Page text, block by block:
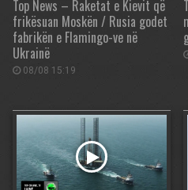
Top News – Raketat e Kievit që
frikësuan Moskën / Rusia godet
fabrikën e Flamingo-ve në
Ukrainë
08/08 15:19